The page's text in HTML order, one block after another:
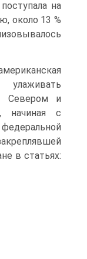
на
около 13 %
Севером и
начиная с
в статьях: